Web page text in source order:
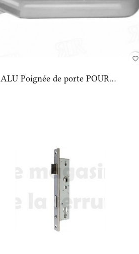
favorite_border
ALU Poignée de porte POUR...